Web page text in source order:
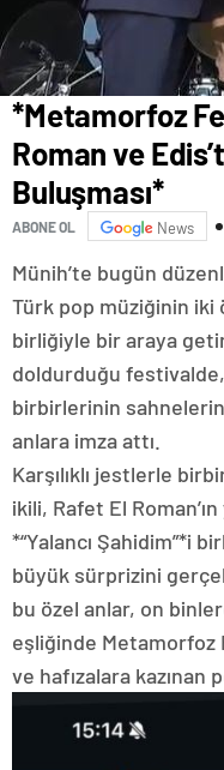
*Metamorfoz
Roman ve
Buluşması*
ABONE OL News
Münih’te bugün
Türk pop müziğinin
birliğiyle bir araya
doldurduğu
birbirlerinin
anlara imza attı.
Karşılıklı jestlerle
ikili, Rafet El
*“Yalancı Şahidim”*i
büyük sürprizini
bu özel anlar, on
eşliğinde Metamorfoz
ve hafızalara kazınan